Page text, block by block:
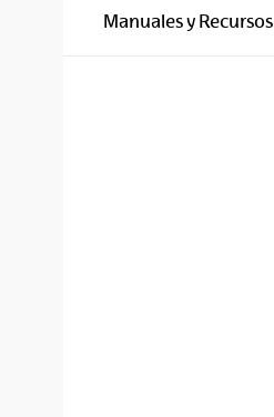
Manuales y Recursos